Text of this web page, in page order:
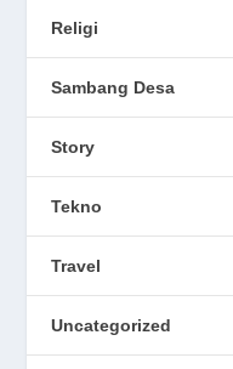
Religi
Sambang Desa
Story
Tekno
Travel
Uncategorized